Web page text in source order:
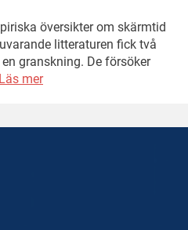
översikter om skärmtid
litteraturen fick två
granskning. De försöker
Läs mer